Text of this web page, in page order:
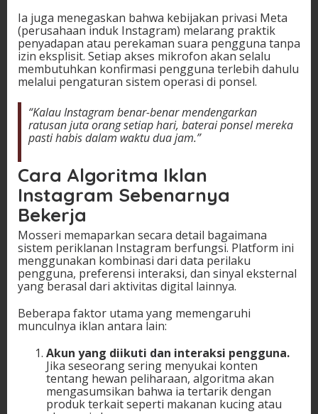
Ia juga menegaskan bahwa kebijakan privasi Meta
(perusahaan induk Instagram) melarang praktik
penyadapan atau perekaman suara pengguna tanpa
izin eksplisit. Setiap akses mikrofon akan selalu
membutuhkan konfirmasi pengguna terlebih dahulu
melalui pengaturan sistem operasi di ponsel.
“Kalau Instagram benar-benar mendengarkan
ratusan juta orang setiap hari, baterai ponsel mereka
pasti habis dalam waktu dua jam.”
Cara Algoritma Iklan
Instagram Sebenarnya
Bekerja
Mosseri memaparkan secara detail bagaimana
sistem periklanan Instagram berfungsi. Platform ini
menggunakan kombinasi dari data perilaku
pengguna, preferensi interaksi, dan sinyal eksternal
yang berasal dari aktivitas digital lainnya.
Beberapa faktor utama yang memengaruhi
munculnya iklan antara lain:
Akun yang diikuti dan interaksi pengguna.
Jika seseorang sering menyukai konten
tentang hewan peliharaan, algoritma akan
mengasumsikan bahwa ia tertarik dengan
produk terkait seperti makanan kucing atau